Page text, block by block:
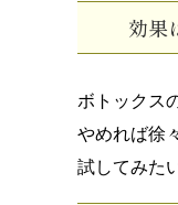
効果
ボトックス
やめれば徐
試してみた